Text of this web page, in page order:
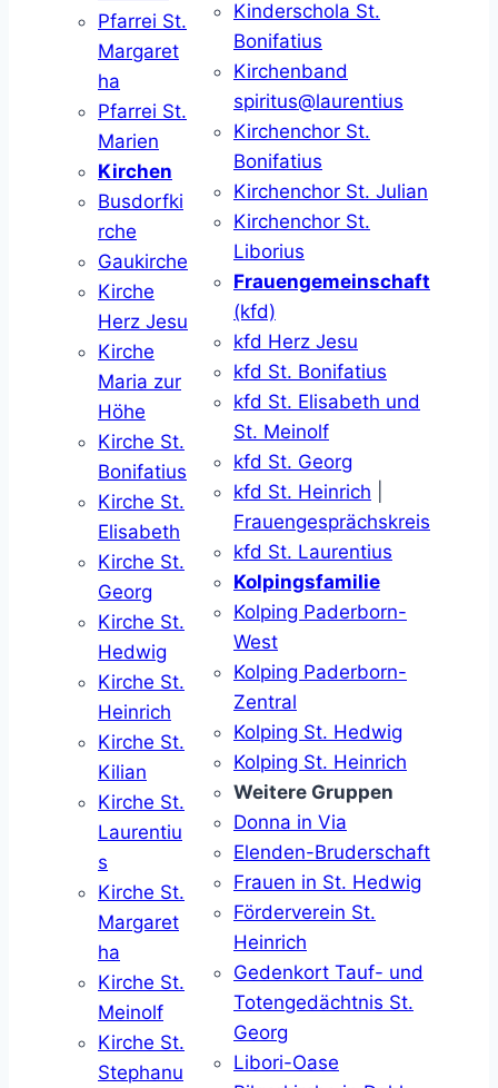
Pfarrei St.
Margaret
ha
Pfarrei St.
Marien
Kirchen
Busdorfki
rche
Gaukirche
Kirche
Herz Jesu
Kirche
Maria zur
Höhe
Kirche St.
Bonifatius
Kirche St.
Elisabeth
Kirche St.
Georg
Kirche St.
Hedwig
Kirche St.
Heinrich
Kirche St.
Kilian
Kirche St.
Laurentiu
s
Kirche St.
Margaret
ha
Kirche St.
Meinolf
Kirche St.
Stephanu
Kinderschola St.
Bonifatius
Kirchenband
spiritus@laurentius
Kirchenchor St.
Bonifatius
Kirchenchor St. Julian
Kirchenchor St.
Liborius
Frauengemeinschaft
(kfd)
kfd Herz Jesu
kfd St. Bonifatius
kfd St. Elisabeth und
St. Meinolf
kfd St. Georg
kfd St. Heinrich
Frauengesprächskreis
kfd St. Laurentius
Kolpingsfamilie
Kolping Paderborn-
West
Kolping Paderborn-
Zentral
Kolping St. Hedwig
Kolping St. Heinrich
Weitere Gruppen
Donna in Via
Elenden-Bruderschaft
Frauen in St. Hedwig
Förderverein St.
Heinrich
Gedenkort Tauf- und
Totengedächtnis St.
Georg
Libori-Oase